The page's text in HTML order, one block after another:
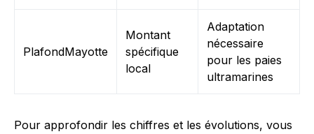
PlafondMayotte
Montant
spécifique
local
Adaptation
nécessaire
pour les paies
ultramarines
Pour approfondir les chiffres et les évolutions, vous